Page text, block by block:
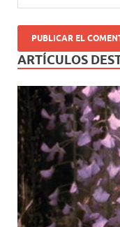
ARTÍCULOS